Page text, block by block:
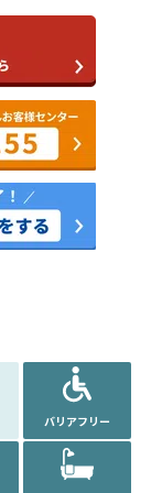
バリアフリー